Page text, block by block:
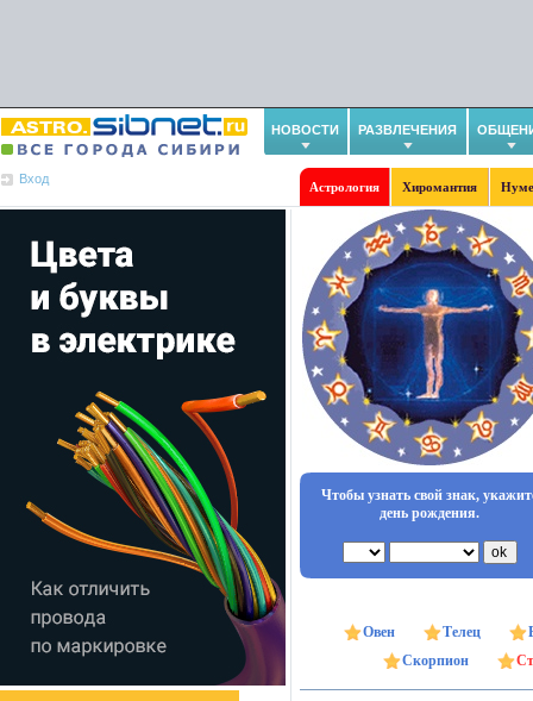
НОВОСТИ РАЗВЛЕЧЕНИЯ
Вход
Астрология Хиромантия
Чтобы узнать свой знак,
день рождения.
Овен Телец
Скорпион